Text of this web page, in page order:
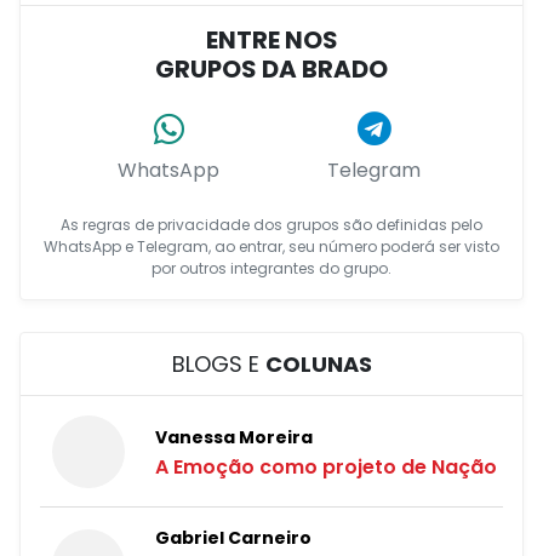
ENTRE NOS
GRUPOS DA BRADO
WhatsApp Telegram
As regras de privacidade dos grupos são definidas pelo
WhatsApp e Telegram, ao entrar, seu número poderá ser visto
por outros integrantes do grupo.
BLOGS E COLUNAS
Vanessa Moreira
A Emoção como projeto de Nação
Gabriel Carneiro